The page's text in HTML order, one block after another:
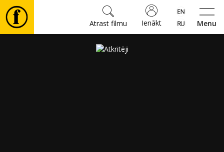
Menu
Ienākt
Atrast filmu